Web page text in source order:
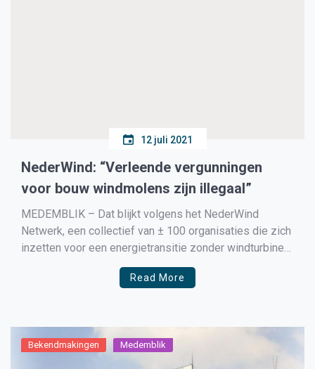
12 juli 2021
NederWind: “Verleende vergunningen
voor bouw windmolens zijn illegaal”
MEDEMBLIK – Dat blijkt volgens het NederWind
Netwerk, een collectief van ± 100 organisaties die zich
inzetten voor een energietransitie zonder windturbines
op het land, uit een uitspraak van de Raad van State
over het verlenen van vergunningen voor de bouw van
Read More
Bekendmakingen Medemblik